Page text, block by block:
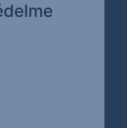
ugrik)
oldalra ugrik)